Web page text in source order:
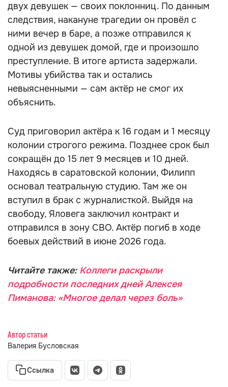
двух девушек — своих поклонниц. По данным
следствия, накануне трагедии он провёл с
ними вечер в баре, а позже отправился к
одной из девушек домой, где и произошло
преступление. В итоге артиста задержали.
Мотивы убийства так и остались
невыясненными — сам актёр не смог их
объяснить.
Суд приговорил актёра к 16 годам и 1 месяцу
колонии строгого режима. Позднее срок был
сокращён до 15 лет 9 месяцев и 10 дней.
Находясь в саратовской колонии, Филипп
основал театральную студию. Там же он
вступил в брак с журналисткой. Выйдя на
свободу, Яловега заключил контракт и
отправился в зону СВО. Актёр погиб в ходе
боевых действий в июне 2026 года.
Читайте также: Коллеги раскрыли
подробности последних дней Алексея
Пиманова: «Многое делал через боль»
Автор статьи
Валерия Бусловская
Ссылка